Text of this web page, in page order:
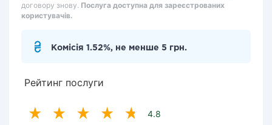
договору знову. Послуга доступна для зареєстрованих
користувачів.
Комісія 1.52%, не менше 5 грн.
Рейтинг послуги
4.8